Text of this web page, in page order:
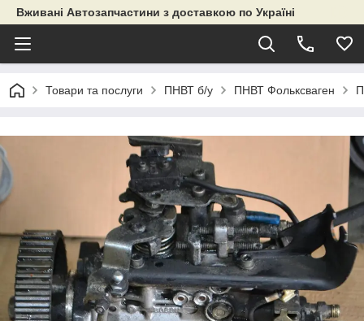
Вживані Автозапчастини з доставкою по Україні
Товари та послуги ПНВТ б/у ПНВТ Фольксваген